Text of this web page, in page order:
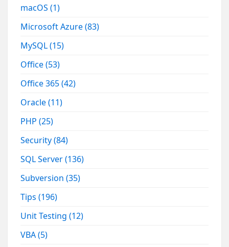
macOS(1)
Microsoft Azure(83)
MySQL(15)
Office(53)
Office 365(42)
Oracle(11)
PHP(25)
Security(84)
SQL Server(136)
Subversion(35)
Tips(196)
Unit Testing(12)
VBA(5)